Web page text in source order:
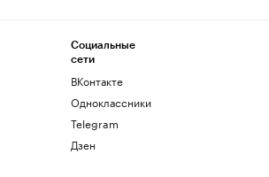
Социальные
сети
ВКонтакте
Одноклассники
Telegram
Дзен